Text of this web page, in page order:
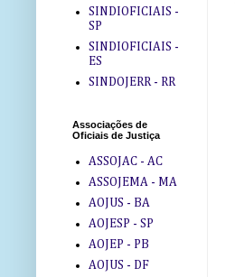
SINDIOFICIAIS -
SP
SINDIOFICIAIS -
ES
SINDOJERR - RR
Associações de
Oficiais de Justiça
ASSOJAC - AC
ASSOJEMA - MA
AOJUS - BA
AOJESP - SP
AOJEP - PB
AOJUS - DF